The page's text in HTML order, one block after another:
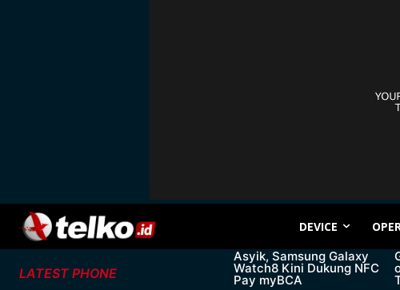
DEVICE
LATEST PHONE
Asyik, Samsung Galaxy
Watch8 Kini Dukung NFC
Pay myBCA